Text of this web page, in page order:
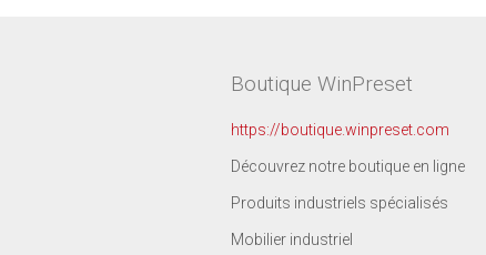
Boutique WinPreset
https://boutique.winpreset.com
Découvrez notre boutique en ligne
Produits industriels spécialisés
Mobilier industriel